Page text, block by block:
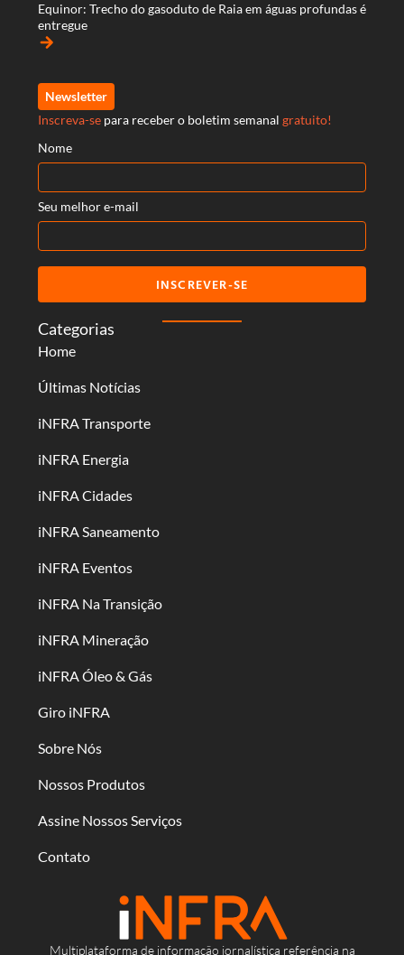
Multiplataforma de informação jornalística referência na
Categorias
Home
Últimas Notícias
iNFRA Transporte
iNFRA Energia
iNFRA Cidades
iNFRA Saneamento
iNFRA Eventos
iNFRA Na Transição
iNFRA Mineração
iNFRA Óleo & Gás
Giro iNFRA
Sobre Nós
Nossos Produtos
Assine Nossos Serviços
Contato
Equinor: Trecho do gasoduto de Raia em águas profundas é
entregue
arrow_forward
Newsletter
Inscreva-se para receber o boletim semanal gratuito!
Nome
Seu melhor e-mail
INSCREVER-SE